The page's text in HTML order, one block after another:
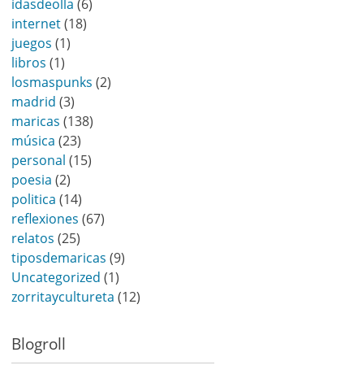
idasdeolla (6)
internet(18)
juegos (1)
libros (1)
losmaspunks (2)
madrid (3)
maricas (138)
música (23)
personal (15)
poesia (2)
politica (14)
reflexiones (67)
relatos (25)
tiposdemaricas (9)
Uncategorized (1)
zorritaycultureta (12)
Blogroll